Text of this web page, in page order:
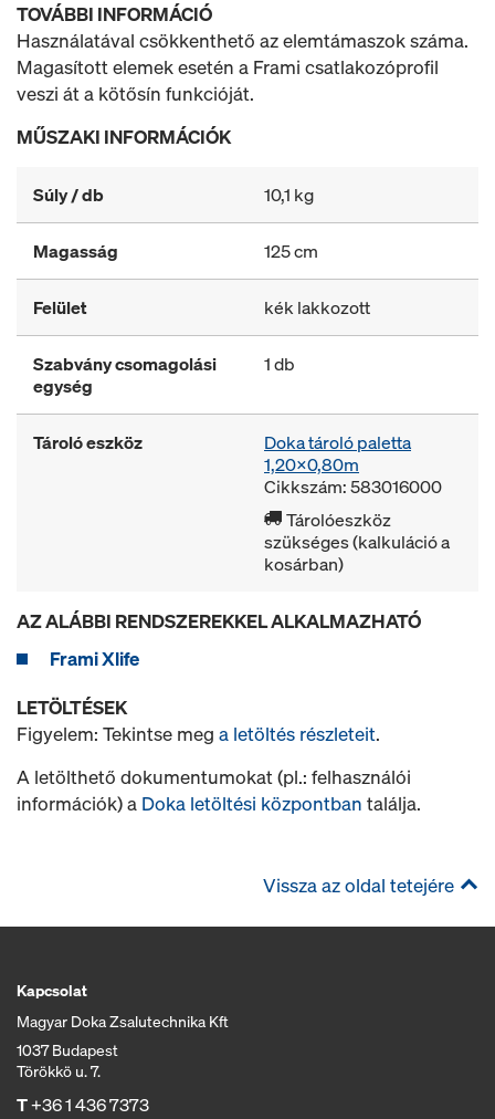
TOVÁBBI INFORMÁCIÓ
Használatával csökkenthető az elemtámaszok száma.
Magasított elemek esetén a Frami csatlakozóprofil
veszi át a kötősín funkcióját.
MŰSZAKI INFORMÁCIÓK
Súly / db 10,1 kg
Magasság 125 cm
Felület kék lakkozott
Szabvány csomagolási
egység
1 db
Tároló eszköz
Doka tároló paletta
1,20x0,80m
Cikkszám: 583016000
Tárolóeszköz
szükséges (kalkuláció a
kosárban)
AZ ALÁBBI RENDSZEREKKEL ALKALMAZHATÓ
Frami Xlife
LETÖLTÉSEK
Figyelem: Tekintse meg a letöltés részleteit.
A letölthető dokumentumokat (pl.: felhasználói
információk) a Doka letöltési központban találja.
Vissza az oldal tetejére
Kapcsolat
Magyar Doka Zsalutechnika Kft
1037 Budapest
Törökkö u. 7.
T+36 1 436 7373